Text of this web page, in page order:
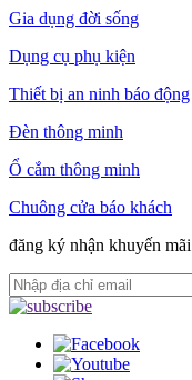
Gia dụng đời sống
Dụng cụ phụ kiện
Thiết bị an ninh báo động
Đèn thông minh
Ổ cắm thông minh
Chuông cửa báo khách
đăng ký nhận khuyến mãi